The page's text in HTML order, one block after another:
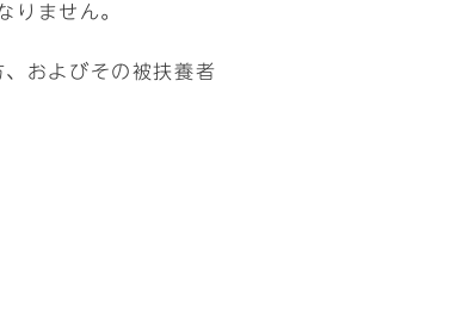
りません。
およびその被扶養者